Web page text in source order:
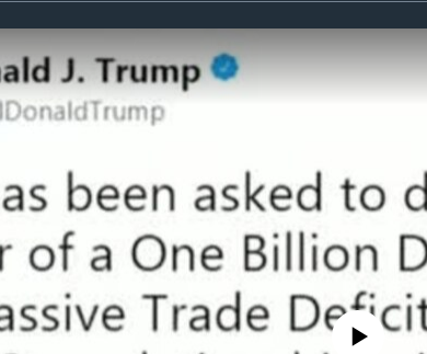
No media source